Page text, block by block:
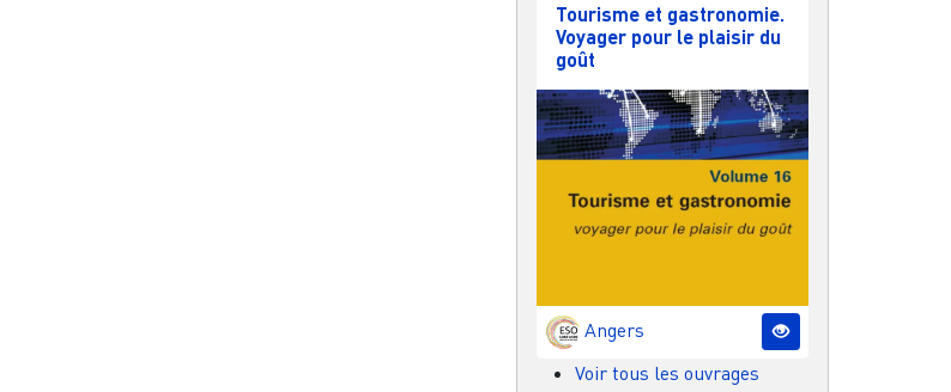
Tourisme et gastronomie.
Voyager pour le plaisir du
goût
Angers
Voir tous les ouvrages